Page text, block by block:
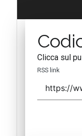
Clicca sul
RSS link